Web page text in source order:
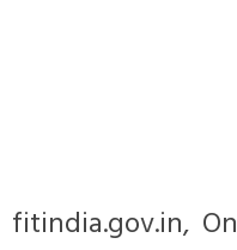
fitindia.gov.in,